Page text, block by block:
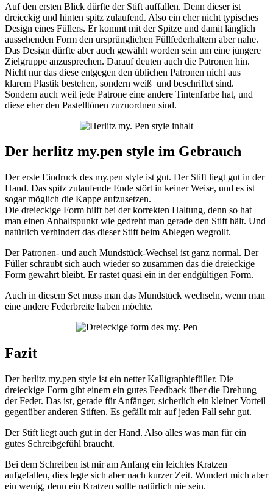
Auf den ersten Blick dürfte der Stift auffallen. Denn dieser ist
dreieckig und hinten spitz zulaufend. Also ein eher nicht typisches
Design eines Füllers. Er kommt mit der Spitze und damit länglich
aussehenden Form den ursprünglichen Füllfederhaltern aber nahe.
Das Design dürfte aber auch gewählt worden sein um eine jüngere
Zielgruppe anzusprechen. Darauf deuten auch die Patronen hin.
Nicht nur das diese entgegen den üblichen Patronen nicht aus
klarem Plastik bestehen, sondern weiß und beschriftet sind.
Sondern auch weil jede Patrone eine andere Tintenfarbe hat, und
diese eher den Pastelltönen zuzuordnen sind.
Der herlitz my.pen style im Gebrauch
Der erste Eindruck des my.pen style ist gut. Der Stift liegt gut in der
Hand. Das spitz zulaufende Ende stört in keiner Weise, und es ist
sogar möglich die Kappe aufzusetzen.
Die dreieckige Form hilft bei der korrekten Haltung, denn so hat
man einen Anhaltspunkt wie gedreht man gerade den Stift hält. Und
natürlich verhindert das dieser Stift beim Ablegen wegrollt.
Der Patronen- und auch Mundstück-Wechsel ist ganz normal. Der
Füller schraubt sich auch wieder so zusammen das die dreieckige
Form gewahrt bleibt. Er rastet quasi ein in der endgültigen Form.
Auch in diesem Set muss man das Mundstück wechseln, wenn man
eine andere Federbreite haben möchte.
Fazit
Der herlitz my.pen style ist ein netter Kalligraphiefüller. Die
dreieckige Form gibt einem ein gutes Feedback über die Drehung
der Feder. Das ist, gerade für Anfänger, sicherlich ein kleiner Vorteil
gegenüber anderen Stiften. Es gefällt mir auf jeden Fall sehr gut.
Der Stift liegt auch gut in der Hand. Also alles was man für ein
gutes Schreibgefühl braucht.
Bei dem Schreiben ist mir am Anfang ein leichtes Kratzen
aufgefallen, dies legte sich aber nach kurzer Zeit. Wundert mich aber
ein wenig, denn ein Kratzen sollte natürlich nie sein.